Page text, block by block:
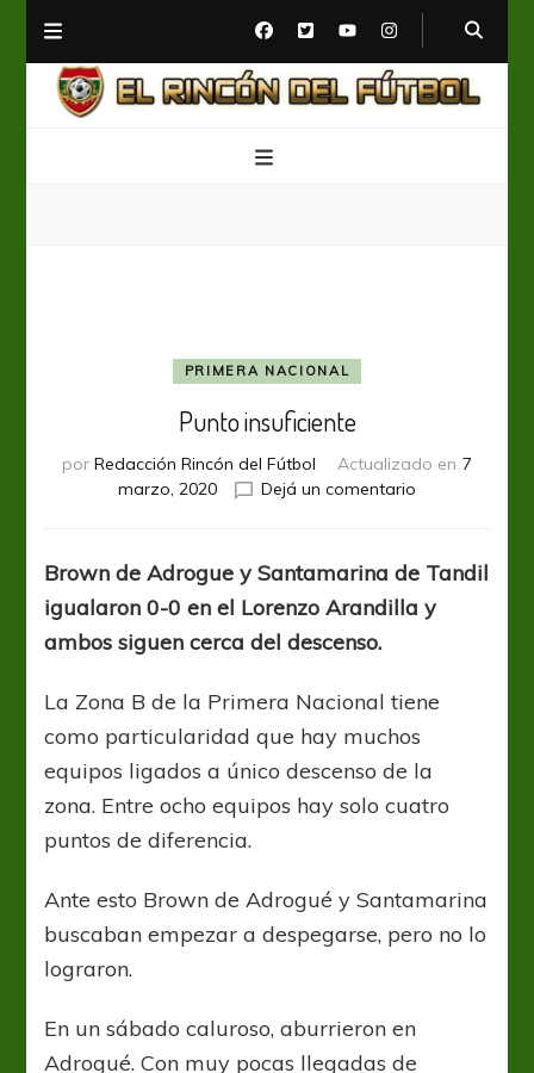
PRIMERA NACIONAL
Punto insuficiente
por Redacción Rincón del Fútbol Actualizado en 7
marzo, 2020
Dejá un comentario
Brown de Adrogue y Santamarina de Tandil
igualaron 0-0 en el Lorenzo Arandilla y
ambos siguen cerca del descenso.
La Zona B de la Primera Nacional tiene
como particularidad que hay muchos
equipos ligados a único descenso de la
zona. Entre ocho equipos hay solo cuatro
puntos de diferencia.
Ante esto Brown de Adrogué y Santamarina
buscaban empezar a despegarse, pero no lo
lograron.
En un sábado caluroso, aburrieron en
Adrogué. Con muy pocas llegadas de